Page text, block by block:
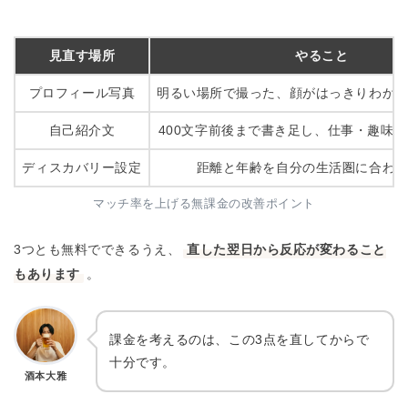
見直す場所 やること
プロフィール写真 明るい場所で撮った、顔がはっきりわか
自己紹介文 400文字前後まで書き足し、仕事・趣味
ディスカバリー設定 距離と年齢を自分の生活圏に合わ
マッチ率を上げる無課金の改善ポイント
3つとも無料でできるうえ、
直した翌日から反応が変わること
もあります 。
酒本大雅
課金を考えるのは、この3点を直してからで
十分です。